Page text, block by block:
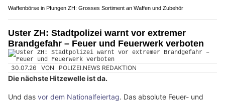
Waffenbörse in Pfungen ZH: Grosses Sortiment an Waffen und Zubehör
Uster ZH: Stadtpolizei warnt vor extremer
Brandgefahr – Feuer und Feuerwerk verboten
30.07.26 VON POLIZEI.NEWS REDAKTION
Die nächste Hitzewelle ist da.
Und das vor dem Nationalfeiertag. Das absolute Feuer- und